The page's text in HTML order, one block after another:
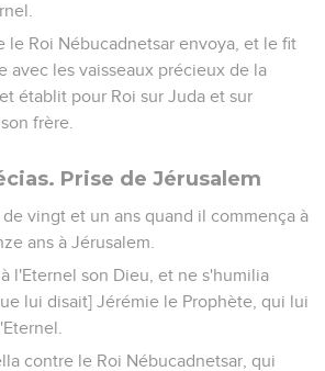
le Roi Nébucadnetsar envoya, et le fit
avec les vaisseaux précieux de la
établit pour Roi sur Juda et sur
frère.
Prise de Jérusalem
vingt et un ans quand il commença à
ans à Jérusalem.
l'Eternel son Dieu, et ne s'humilia
lui disait] Jérémie le Prophète, qui lui
contre le Roi Nébucadnetsar, qui